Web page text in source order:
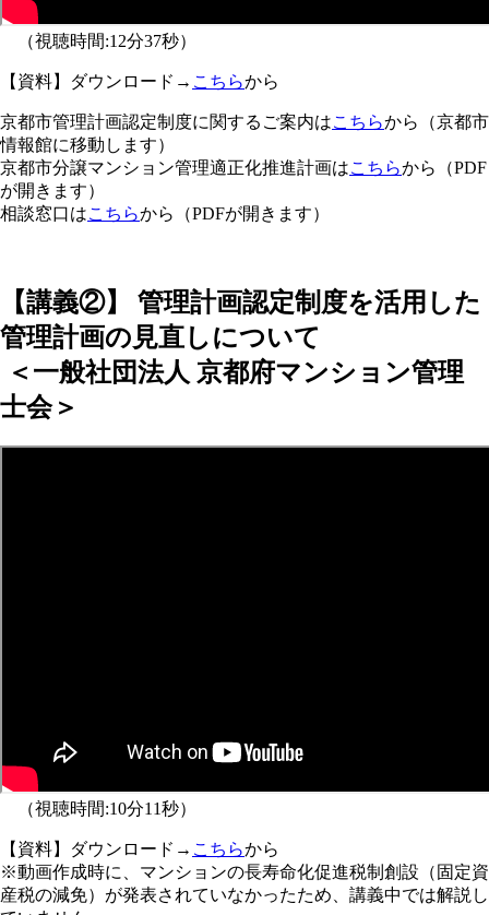
（視聴時間:12分37秒）
【資料】ダウンロード→ こちらから
京都市管理計画認定制度に関するご案内はこちらから（京都市
情報館に移動します）
京都市分譲マンション管理適正化推進計画はこちらから（PDF
が開きます）
相談窓口はこちらから（PDFが開きます）
【講義②】 管理計画認定制度を活用した
管理計画の見直しについて
＜一般社団法人 京都府マンション管理
士会＞
（視聴時間:10分11秒）
【資料】ダウンロード→ こちらから
※動画作成時に、マンションの長寿命化促進税制創設（固定資
産税の減免）が発表されていなかったため、講義中では解説し